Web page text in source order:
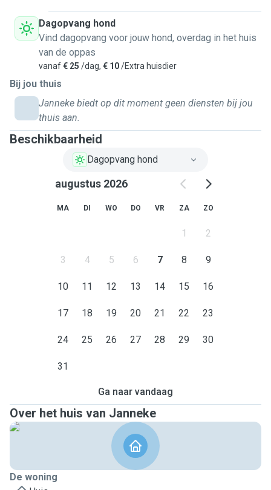
Dagopvang hond
Vind dagopvang voor jouw hond, overdag in het huis
van de oppas
vanaf€ 25 /dag, € 10/Extra huisdier
Bij jou thuis
Janneke biedt op dit moment geen diensten bij jou
thuis aan.
Beschikbaarheid
Dagopvang hond
augustus 2026
MA DI WO DO VR ZA ZO
1 2
3 4 5 6 7 8 9
10 11 12 13 14 15 16
17 18 19 20 21 22 23
24 25 26 27 28 29 30
31
Ga naar vandaag
Over het huis van Janneke
De woning